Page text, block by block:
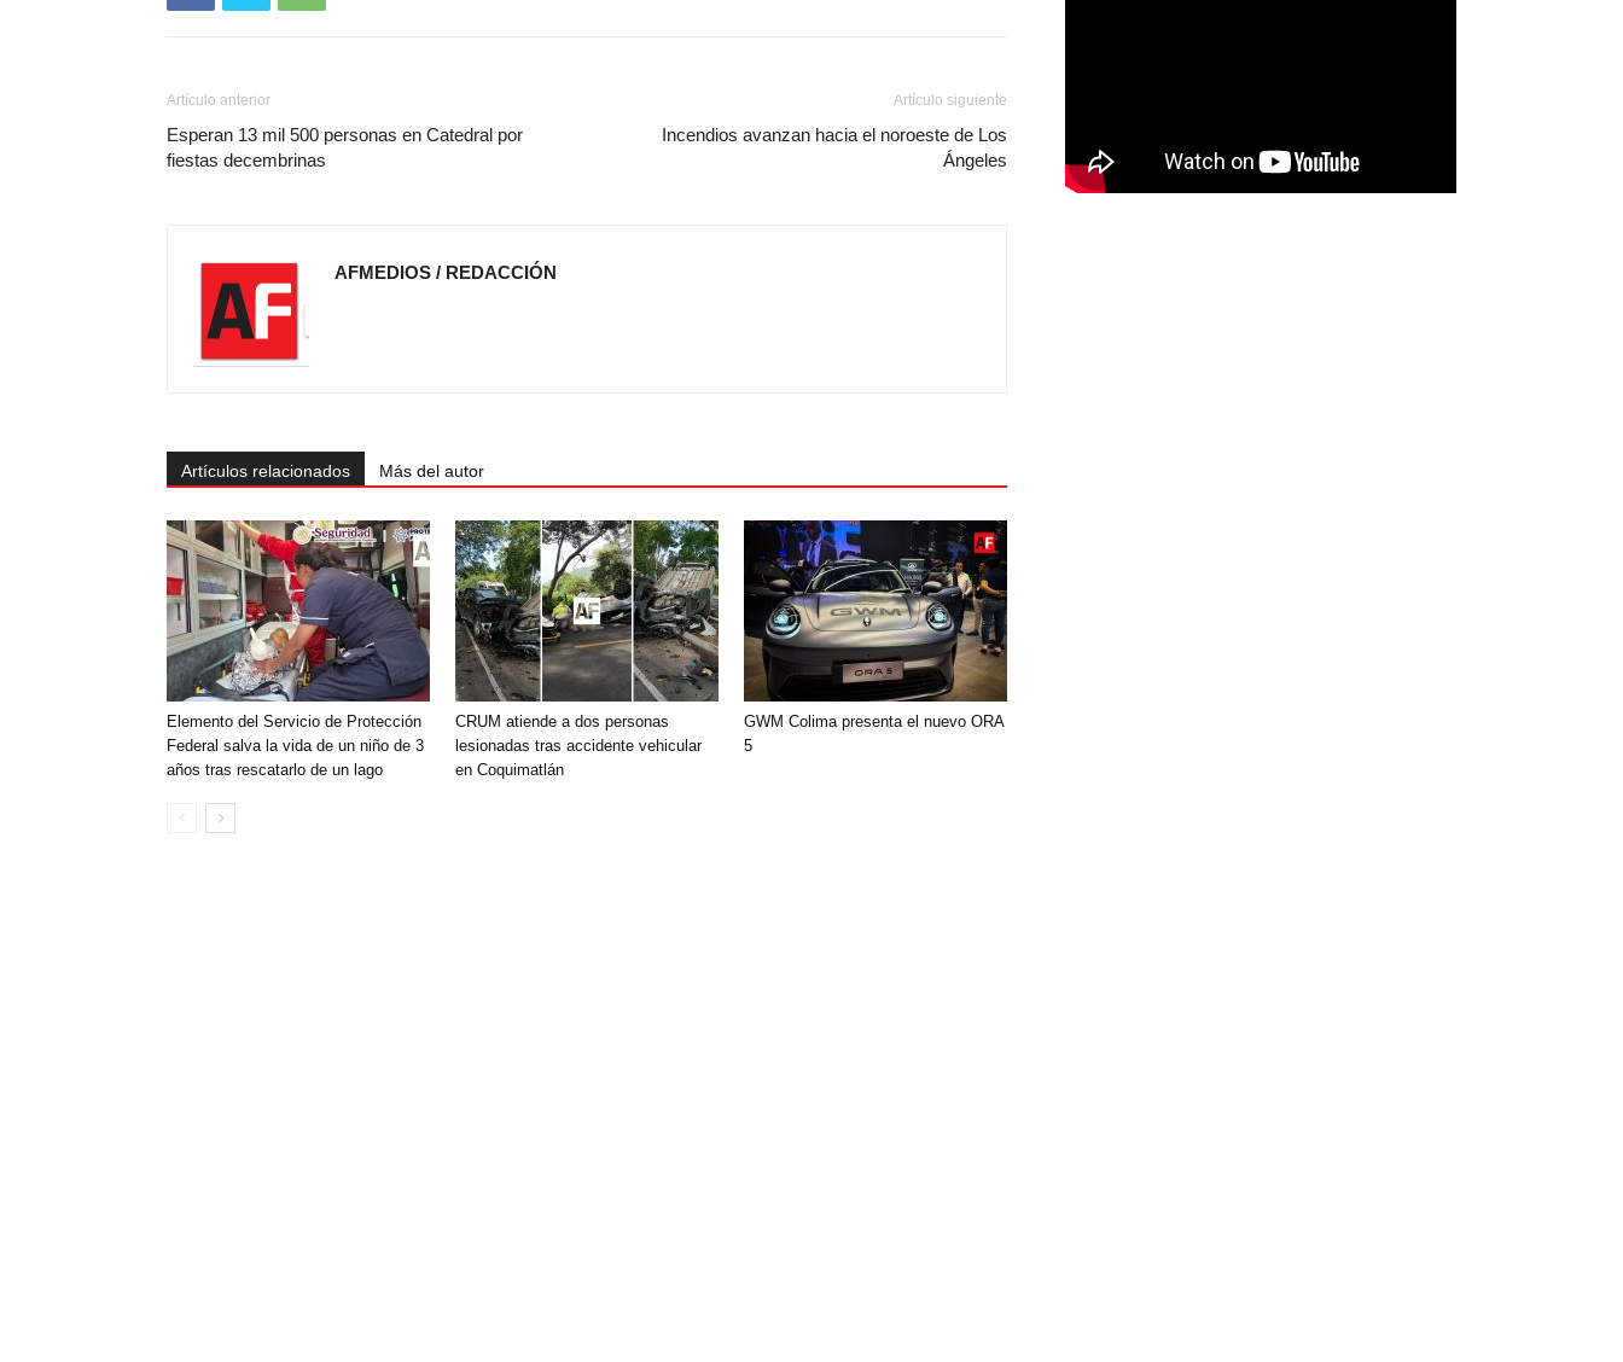
Artículo anterior
Esperan 13 mil 500 personas en Catedral por
fiestas decembrinas
Artículo siguiente
Incendios avanzan hacia el noroeste de Los
Ángeles
AFMEDIOS / REDACCIÓN
Artículos relacionados Más del autor
Elemento del Servicio de Protección
Federal salva la vida de un niño de 3
años tras rescatarlo de un lago
CRUM atiende a dos personas
lesionadas tras accidente vehicular
en Coquimatlán
GWM Colima presenta el nuevo ORA
5